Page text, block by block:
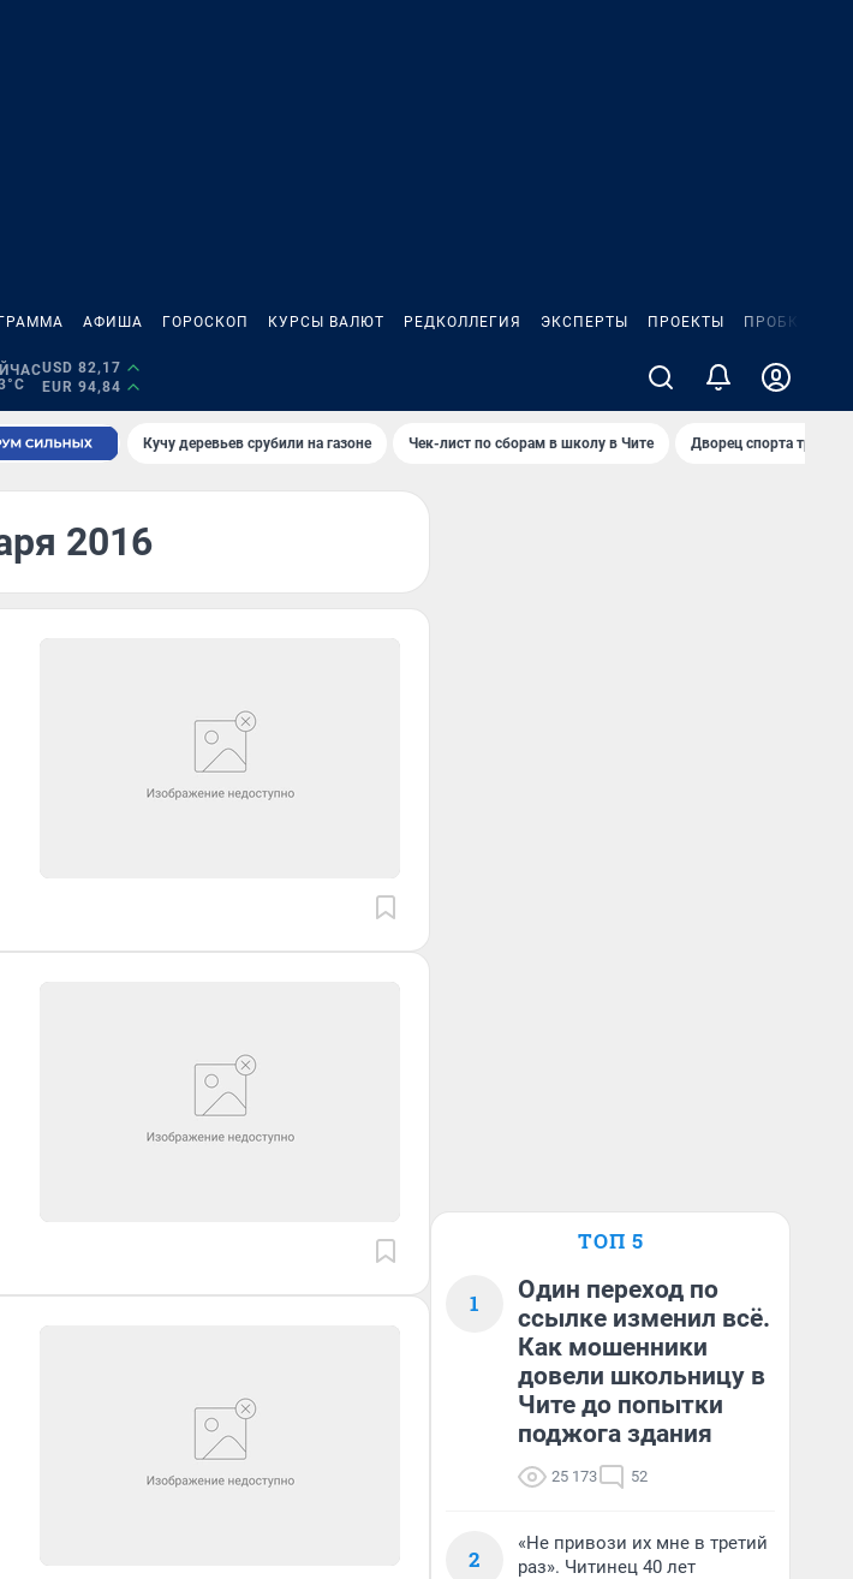
АФИША ГОРОСКОП КУРСЫ ВАЛЮТ РЕДКОЛЛЕГИЯ ЭКСПЕРТЫ ПРОЕКТЫ ПРОБКИ
USD 82,17
EUR 94,84
Кучу деревьев срубили на газоне Чек-лист по сборам в школу в Чите Дворец спорта
2016
ТОП 5
1
Один переход по
ссылке изменил всё.
Как мошенники
довели школьницу в
Чите до попытки
поджога здания
25 173 52
2
«Не привози их мне в третий
раз». Читинец 40 лет